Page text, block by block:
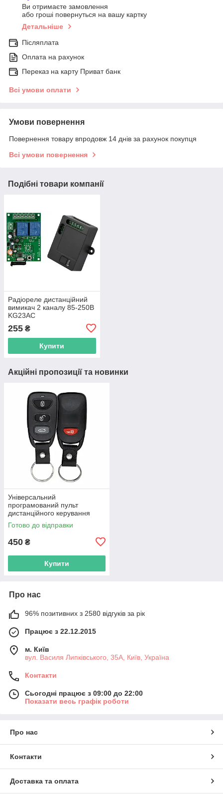
Ви отримаєте замовлення
або гроші повернуться на вашу картку
Детальніше
Післяплата
Оплата на рахунок
Переказ на карту Приват банк
Всі умови оплати
Умови повернення
Повернення товару впродовж 14 днів за рахунок покупця
Всі умови повернення
Подібні товари компанії
Радіореле дистанційний
вимикач 2 каналу 85-250В
KG23AC
255 ₴
Купити
Акційні пропозиції та новинки
Універсальний
програмований пульт
дистанційного керування
стиль Hyundai Kia для воріт
шлагбауму 433MHz клонатор
Готово до відправки
450 ₴
Купити
Про нас
96% позитивних з 2580 відгуків за рік
Працює з 22.12.2015
м. Київ
вул. Василя Липківського, 35А, Київ, Україна
Контакти
Сьогодні працює з 09:00 до 22:00
Показати весь графік роботи
Про нас
Контакти
Доставка та оплата